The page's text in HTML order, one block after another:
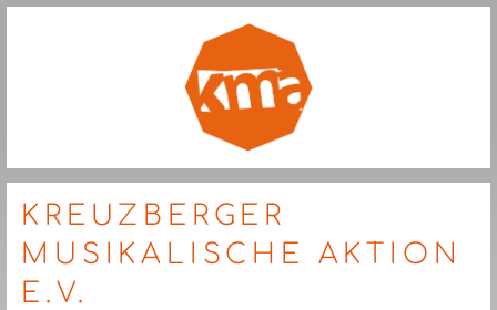
KREUZBERGER
MUSIKALISCHE AKTION
E.V.